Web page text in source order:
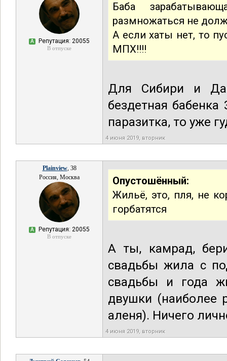
А Репутация: 20055
В отпуске
Баба
размножаться не
А если хаты нет, то
МПХ!!!!
Для Сибири и
бездетная
паразитка, то уже
4 июня 2019, вторник
Plainview, 38
Россия, Москва
А Репутация: 20055
В отпуске
Опустошённый:
Жильё, это, пля, не
горбатятся
А ты, камрад,
свадьбы жила с
свадьбы и года
двушки (наиболее
аленя). Ничего
4 июня 2019, вторник